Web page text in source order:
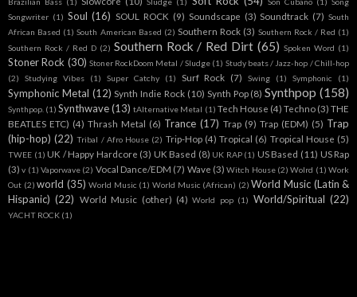
Songwriter (1) Soul (16) SOUL ROCK (9) Soundscape (3) Soundtrack (7) South
African Based (1) South American Based (2) Southern Rock (3) Southern Rock / Red (1)
Southern Rock / Red D (2) Southern Rock / Red Dirt (65) Spoken Word (1)
Stoner Rock (30) Stoner RockDoom Metal / Sludge (1) Study beats / Jazz-hop / Chill-hop
(2)
Studying Vibes (1) Super Catchy (1) Surf Rock (7) Swing (1) Symphonic (1)
Symphonic Metal (12) Synth Indie Rock (10) Synth Pop (8) Synthpop (158)
Synthpop. (1) Synthwave (13) tAlternative Metal (1) Tech House (4) Techno (3) THE
BEATLES ETC) (4) Thrash Metal (6) Trance (17) Trap (9) Trap (EDM) (5) Trap
(hip-hop) (22) Tribal / Afro House (2) Trip-Hop (4) Tropical (6) Tropical House (5)
TWEE (1) UK / Happy Hardcore (3) UK Based (8) UK RAP (1) US Based (11) US Rap
(3) v (1) Vaporwave (2) Vocal Dance/EDM (7) Wave (3) Witch House (2) Wolrd (1) Work
Out (2) world (35) World Music (1) World Music (African) (2) World Music (Latin &
Hispanic) (22) World Music (other) (4) World pop (1) World/Spiritual (22)
YACHT ROCK (1)